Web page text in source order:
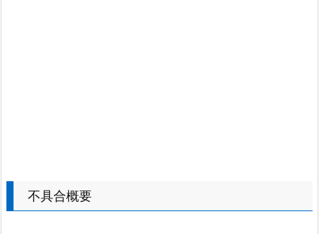
不具合概要